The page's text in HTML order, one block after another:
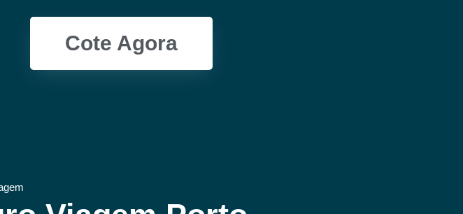
Cote Agora